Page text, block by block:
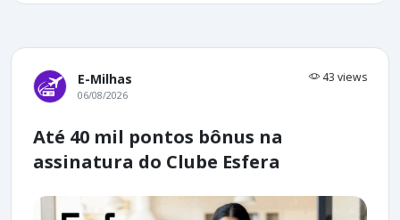
E-Milhas 43 views
06/08/2026
Até 40 mil pontos bônus na
assinatura do Clube Esfera